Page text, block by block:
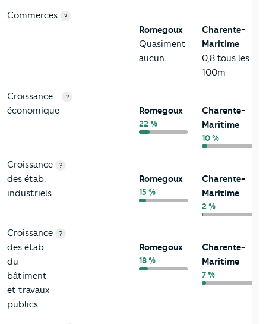
Commerces ?
Romegoux
Quasiment
aucun
Charente-
Maritime
0,8 tous les
100m
Croissance
économique
?
Romegoux
22 %
Charente-
Maritime
10 %
Croissance
des étab.
industriels
?
Romegoux
15 %
Charente-
Maritime
2 %
Croissance
des étab.
du
bâtiment
et travaux
publics
?
Romegoux
18 %
Charente-
Maritime
7 %